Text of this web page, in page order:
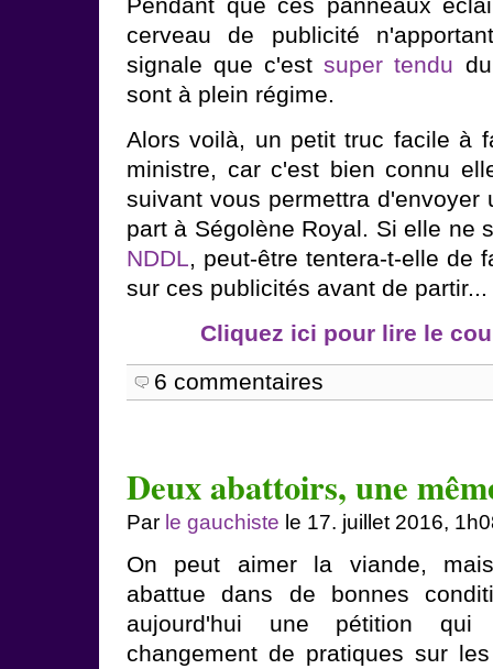
Pendant que ces panneaux
cerveau de publicité
signale que c'estsuper tendu
sont à plein régime.
Alors voilà, un petit truc facile à
ministre, car c'est bien connu
suivant vous permettra d'envoyer
part à Ségolène Royal. Si elle ne
NDDL, peut-être tentera-t-elle de
sur ces publicités avant de partir...
Cliquez ici pour lire le
6 commentaires
Deux abattoirs, une
Par le gauchiste le 17. juillet 2016,
On peut aimer la viande,
abattue dans de bonnes
aujourd'hui une pétition qui
changement de pratiques sur